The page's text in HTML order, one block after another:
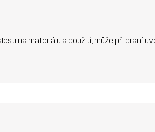
na materiálu a použití, může při praní